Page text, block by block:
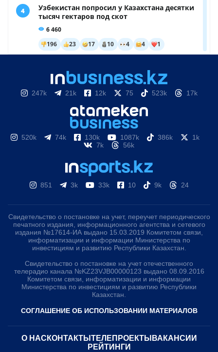
247k 21k 12k 75 523k 17k
520k 74k 130k 1087k 386k
1k
7k
56k
851 3k 33k 10 9k 24
Свидетельство о постановке на учет, переучет периодического
печатного издания, информационного агентства и сетевого
издания №17614-ИА выдано 15.03.2019 Комитетом связи,
информатизации и информации Министерства по
инвестициям и развитию Республики Казахстан.
Свидетельство о постановке на учет отечественного
телерадио канала №KZ23VJB00000123 выдано 08.09.2016
Комитетом связи, информатизации и информации
Министерства по инвестициям и развитию Республики
Казахстан.
СОГЛАШЕНИЕ ОБ ИСПОЛЬЗОВАНИИ МАТЕРИАЛОВ
О НАС КОНТАКТЫ ТЕЛЕПРОЕКТЫ ВАКАНСИИ
РЕЙТИНГИ